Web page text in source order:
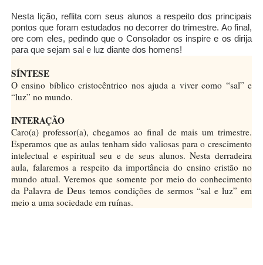
Nesta lição, reflita com seus alunos a respeito dos principais
pontos que foram estudados no decorrer do trimestre. Ao final,
ore com eles, pedindo que o Consolador os inspire e os dirija
para que sejam sal e luz diante dos homens!
SÍNTESE
O ensino bíblico cristocêntrico nos ajuda a viver como “sal” e
“luz” no mundo.
INTERAÇÃO
Caro(a) professor(a), chegamos ao final de mais um trimestre.
Esperamos que as aulas tenham sido valiosas para o crescimento
intelectual e espiritual seu e de seus alunos. Nesta derradeira
aula, falaremos a respeito da importância do ensino cristão no
mundo atual. Veremos que somente por meio do conhecimento
da Palavra de Deus temos condições de sermos “sal e luz” em
meio a uma sociedade em ruínas.